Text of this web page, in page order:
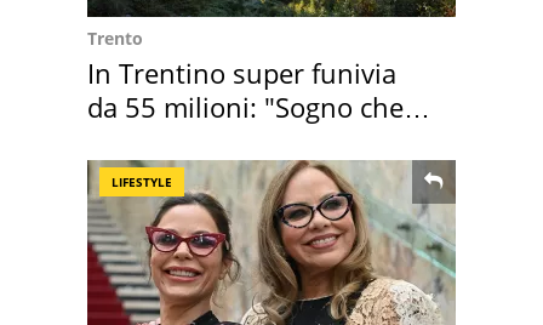
Trento
In Trentino super funivia
da 55 milioni: "Sogno che si
LIFESTYLE